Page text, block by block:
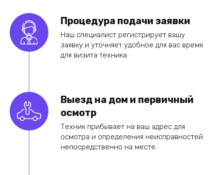
Процедура подачи заявки
Наш специалист регистрирует вашу
заявку и уточняет удобное для вас время
для визита техника.
Выезд на дом и первичный
осмотр
Техник прибывает на ваш адрес для
осмотра и определения неисправностей
непосредственно на месте.